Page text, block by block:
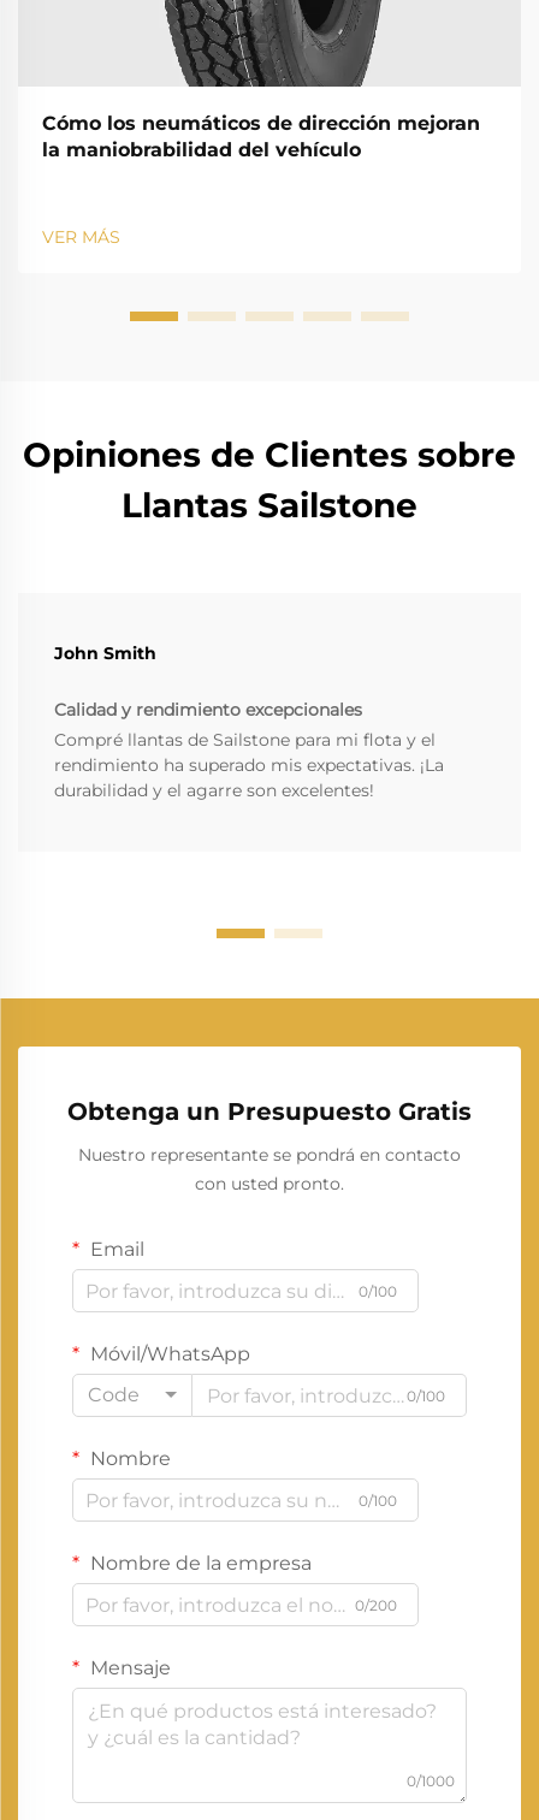
Cómo los neumáticos de dirección mejoran
la maniobrabilidad del vehículo
VER MÁS
Opiniones de Clientes sobre
Llantas Sailstone
John Smith
Calidad y rendimiento excepcionales
Compré llantas de Sailstone para mi flota y el
rendimiento ha superado mis expectativas. ¡La
durabilidad y el agarre son excelentes!
Obtenga un Presupuesto Gratis
Nuestro representante se pondrá en contacto
con usted pronto.
Email
0/100
Móvil/WhatsApp
Code
0/100
Nombre
0/100
Nombre de la empresa
0/200
Mensaje
0/1000